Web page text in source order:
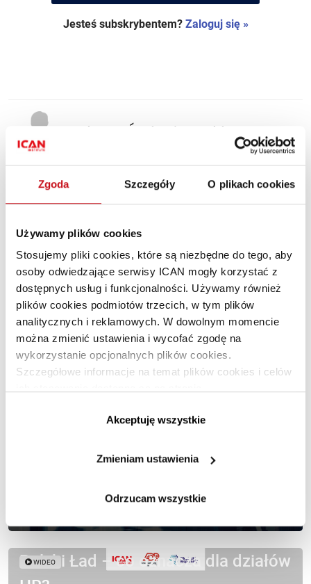
Zgoda Szczegóły O plikach cookies
Używamy plików cookies
Stosujemy pliki cookies, które są niezbędne do tego, aby
osoby odwiedzające serwisy ICAN mogły korzystać z
dostępnych usług i funkcjonalności. Używamy również
plików cookies podmiotów trzecich, w tym plików
analitycznych i reklamowych. W dowolnym momencie
można zmienić ustawienia i wycofać zgodę na
wykorzystanie opcjonalnych plików cookies.
Szczegółowe informacje na temat plików cookies i celów
Akceptuję wszystkie
Zmieniam ustawienia
Odrzucam wszystkie
Jesteś subskrybentem? Zaloguj się »
Artykuł dotyczył kategorii:
Zarządzanie
Polecane artykuły
Zdrowi i szczęśliwi pracownicy –
Polski Ład – co oznacza dla działów
WIDEO